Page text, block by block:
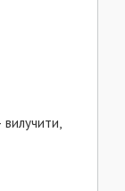
вилучити,